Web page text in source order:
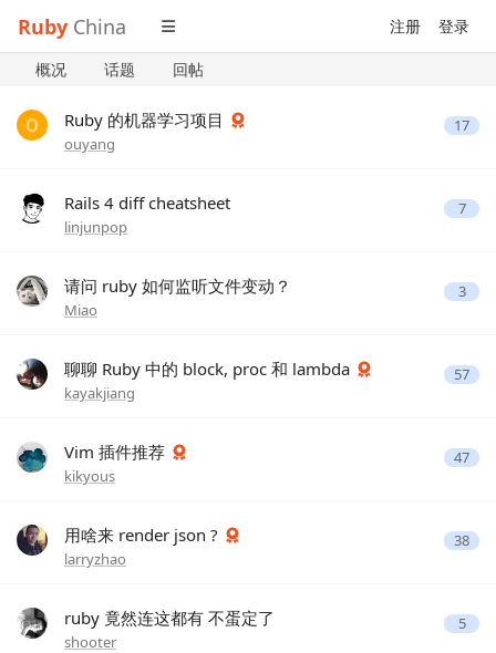
Ruby China 注册 登录
概况 话题 回帖
Ruby 的机器学习项目
ouyang
17
Rails 4 diff cheatsheet
linjunpop
7
请问 ruby 如何监听文件变动？
Miao
3
聊聊 Ruby 中的 block, proc 和 lambda
kayakjiang
57
Vim 插件推荐
kikyous
47
用啥来 render json ?
larryzhao
38
ruby 竟然连这都有 不蛋定了
shooter
5